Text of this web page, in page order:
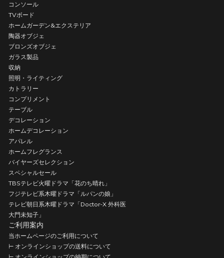
コンソール
TVボード
ホームガーデン&エクステリア
陶器オブジェ
ブロンズオブジェ
ガラス製品
収納
照明・ライティング
カトラリー
コンプリメント
テーブル
デコレーション
ホームデコレーション
アパレル
ホームフレグランス
バイヤーズセレクション
スペシャルセール
TBSテレビ火曜ドラマ「花のち晴れ」
フジテレビ系木曜ドラマ「ルパンの娘」
テレビ朝日系木曜ドラマ「Doctor-X 外科医
大門未知子」
ご利用案内
当ホームページのご利用について
⊢ オンラインショップの送料について